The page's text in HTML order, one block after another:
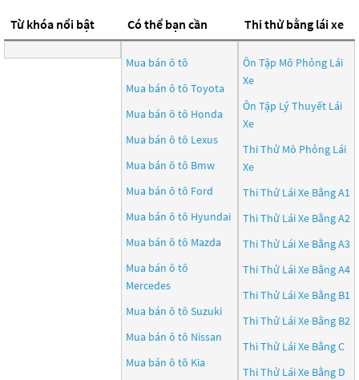
Từ khóa nổi bật Có thể bạn cần
Mua bán ô tô
Mua bán ô tô Toyota
Mua bán ô tô Honda
Mua bán ô tô Lexus
Mua bán ô tô Bmw
Mua bán ô tô Ford
Mua bán ô tô Hyundai
Mua bán ô tô Mazda
Mua bán ô tô
Mercedes
Mua bán ô tô Suzuki
Mua bán ô tô Nissan
Mua bán ô tô Kia
Thi thử bằng lái xe
Ôn Tập Mô Phỏng Lái
Xe
Ôn Tập Lý Thuyết Lái
Xe
Thi Thử Mô Phỏng Lái
Xe
Thi Thử Lái Xe Bằng A1
Thi Thử Lái Xe Bằng A2
Thi Thử Lái Xe Bằng A3
Thi Thử Lái Xe Bằng A4
Thi Thử Lái Xe Bằng B1
Thi Thử Lái Xe Bằng B2
Thi Thử Lái Xe Bằng C
Thi Thử Lái Xe Bằng D